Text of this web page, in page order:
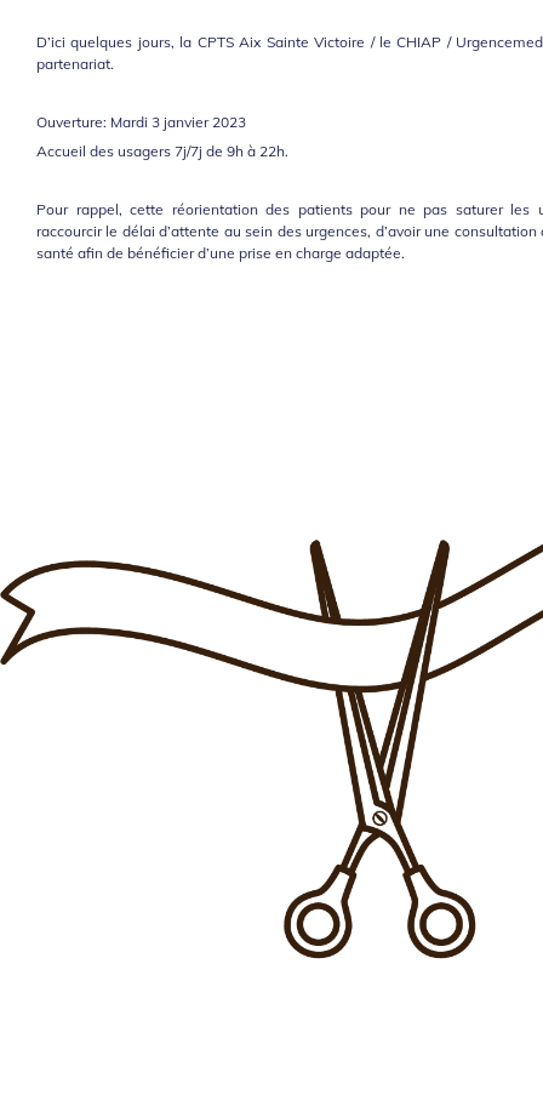
D’ici quelques jours, la CPTS Aix Sainte Victoire / le CHIAP /
partenariat.
Ouverture: Mardi 3 janvier 2023
Accueil des usagers 7j/7j de 9h à 22h.
Pour rappel, cette réorientation des patients pour ne pas saturer les
raccourcir le délai d’attente au sein des urgences, d’avoir une
santé afin de bénéficier d’une prise en charge adaptée.